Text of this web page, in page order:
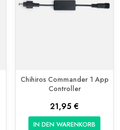
Chihiros Commander 1 App
Controller
21,95 €
IN DEN WARENKORB